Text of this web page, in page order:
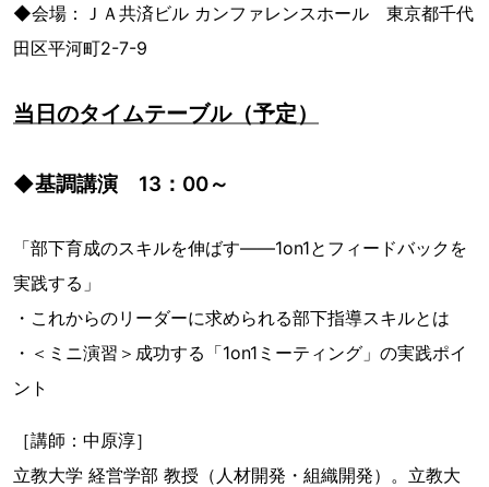
◆会場：ＪＡ共済ビル カンファレンスホール 東京都千代
田区平河町2-7-9
当日のタイムテーブル（予定）
◆基調講演 13：00～
「部下育成のスキルを伸ばす――1on1とフィードバックを
実践する」
・これからのリーダーに求められる部下指導スキルとは
・＜ミニ演習＞成功する「1on1ミーティング」の実践ポイ
ント
［講師：中原淳］
立教大学 経営学部 教授（人材開発・組織開発）。立教大